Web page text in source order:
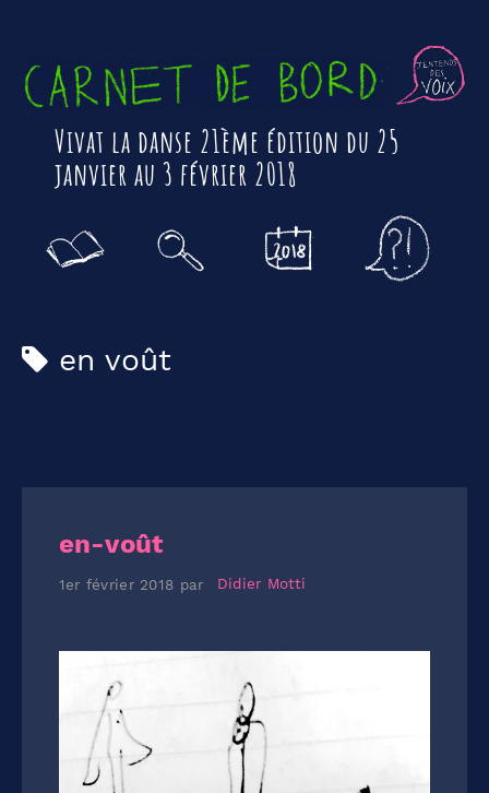
Vivat la danse 21ème édition du 25
janvier au 3 février 2018
en voût
en-voût
1er février 2018 par Didier Motti